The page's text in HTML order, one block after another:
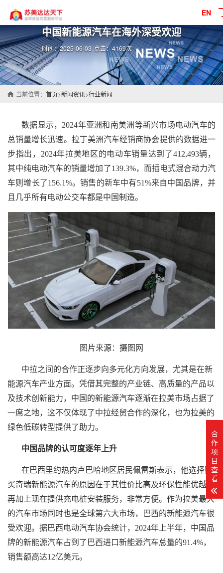
EN
中国新能源汽车在海外深受欢迎
时间：2025-06-03 点击：4169次
当前位置： 首页>新闻资讯>行业新闻
数据显示，2024年亚洲和南美洲等新兴市场电动汽车的
总销量增长迅速。拉丁美洲汽车经销商协会提供的数据进一
步指出，2024年拉美地区的电动车销量达到了412,493辆，
其中纯电动汽车的销量增加了139.3%，而插电式混合动力汽
车则增长了156.1%。销售的新车中有51%来自中国品牌，并
且几乎所有电动公交车都是中国制造。
图片来源：摄图网
中拉之间的合作正逐步向多元化方向发展，尤其是在新
能源汽车产业方面。凭借其完整的产业链、高质量的产品以
及技术创新能力，中国的新能源汽车逐渐在拉美市场占据了
一席之地，这不仅体现了中拉经贸合作的深化，也为拉美的
绿色低碳转型提供了助力。
中国品牌的认可度逐年上升
在巴西里约热内卢巴哈地区居民佩雷斯表示，他选择购
买奇瑞新能源汽车的原因在于其性价比高及环保性能优越，
再加上现在提供充电桩安装服务，非常方便。作为拉美最大
的汽车市场同时也是全球第六大市场，巴西的新能源汽车很
受欢迎。据巴西电动汽车协会统计，2024年上半年，中国品
牌的新能源汽车占到了巴西进口新能源汽车总量的91.4%，
销售额高达12亿美元。
合
作
项
目
查
看